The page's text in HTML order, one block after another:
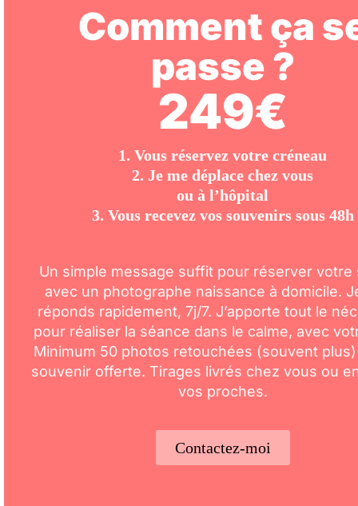
Comment ça
passe ?
249€
1. Vous réservez votre créneau
2. Je me déplace chez vous
ou à l’hôpital
3. Vous recevez vos souvenirs sous 48h
Un simple message suffit pour réserver votre
avec un photographe naissance à domicile.
réponds rapidement, 7j/7. J’apporte tout le
pour réaliser la séance dans le calme, avec
Minimum 50 photos retouchées (souvent
souvenir offerte. Tirages livrés chez vous ou
vos proches.
Contactez-moi